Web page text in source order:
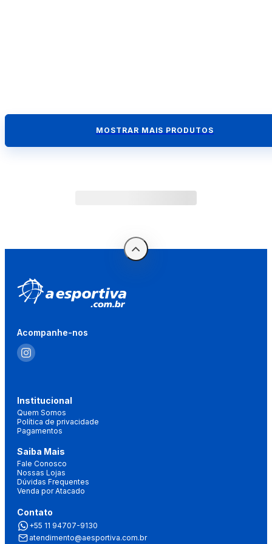
MOSTRAR MAIS PRODUTOS
Acompanhe-nos
Institucional
Quem Somos
Política de privacidade
Pagamentos
Saiba Mais
Fale Conosco
Nossas Lojas
Dúvidas Frequentes
Venda por Atacado
Contato
+55 11 94707-9130
atendimento@aesportiva.com.br